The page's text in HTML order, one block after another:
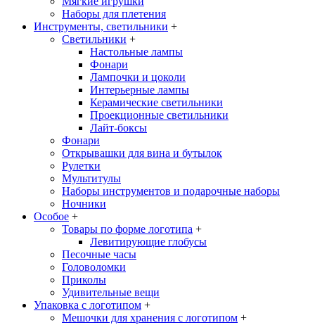
Наборы для плетения
Инструменты, светильники +
Светильники +
Настольные лампы
Фонари
Лампочки и цоколи
Интерьерные лампы
Керамические светильники
Проекционные светильники
Лайт-боксы
Фонари
Открывашки для вина и бутылок
Рулетки
Мультитулы
Наборы инструментов и подарочные наборы
Ночники
Особое +
Товары по форме логотипа +
Левитирующие глобусы
Песочные часы
Головоломки
Приколы
Удивительные вещи
Упаковка с логотипом +
Мешочки для хранения с логотипом +